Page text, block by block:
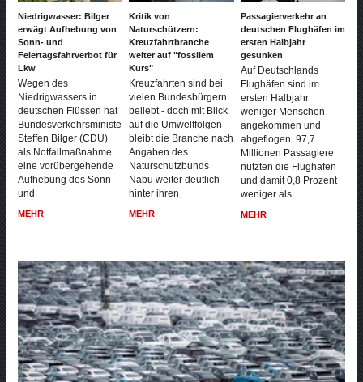
Niedrigwasser: Bilger
erwägt Aufhebung von
Sonn- und
Feiertagsfahrverbot für
Lkw
Wegen des
Niedrigwassers in
deutschen Flüssen hat
Bundesverkehrsminister
Steffen Bilger (CDU)
als Notfallmaßnahme
eine vorübergehende
Aufhebung des Sonn-
und
MEHR
Kritik von
Naturschützern:
Kreuzfahrtbranche
weiter auf "fossilem
Kurs"
Kreuzfahrten sind bei
vielen Bundesbürgern
beliebt - doch mit Blick
auf die Umweltfolgen
bleibt die Branche nach
Angaben des
Naturschutzbunds
Nabu weiter deutlich
hinter ihren
MEHR
Passagierverkehr an
deutschen Flughäfen im
ersten Halbjahr
gesunken
Auf Deutschlands
Flughäfen sind im
ersten Halbjahr
weniger Menschen
angekommen und
abgeflogen. 97,7
Millionen Passagiere
nutzten die Flughäfen
und damit 0,8 Prozent
weniger als
MEHR